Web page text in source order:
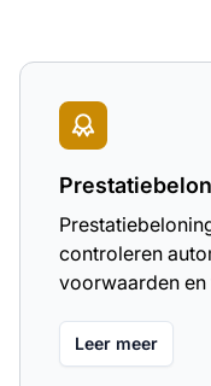
controleren
voorwaarden en
Leer meer